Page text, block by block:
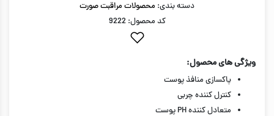
دسته بندی: محصولات مراقبت صورت
کد محصول: 9222
ویژگی های محصول:
پاکسازی منافذ پوست
کنترل کننده چربی
متعادل کننده PH پوست